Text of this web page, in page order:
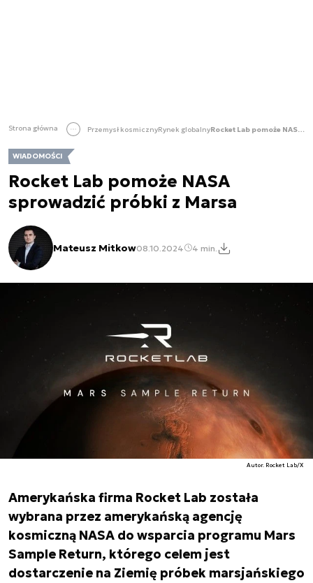
Strona główna Przemysł kosmicznyRynek globalny Rocket Lab pomoże NASA sprowadzić próbki z Marsa
WIADOMOŚCI
Rocket Lab pomoże NASA
sprowadzić próbki z Marsa
Mateusz Mitkow08.10.2024 4 min.
Autor. Rocket Lab/X
Amerykańska firma Rocket Lab została
wybrana przez amerykańską agencję
kosmiczną NASA do wsparcia programu Mars
Sample Return, którego celem jest
dostarczenie na Ziemię próbek marsjańskiego